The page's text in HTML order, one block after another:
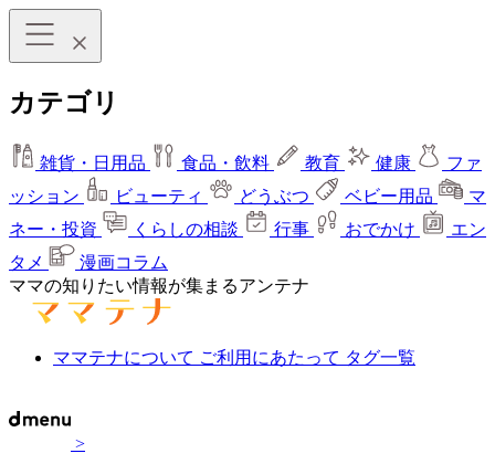
カテゴリ
雑貨・日用品 食品・飲料 教育 健康
ファ
ッション
ビューティ どうぶつ ベビー用品
マ
ネー・投資
くらしの相談 行事 おでかけ
エン
タメ
漫画コラム
ママの知りたい情報が集まるアンテナ
ママテナについて ご利用にあたって タグ一覧
>